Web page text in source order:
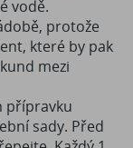
vodě.
protože
které by pak
mezi
přípravku
sady. Před